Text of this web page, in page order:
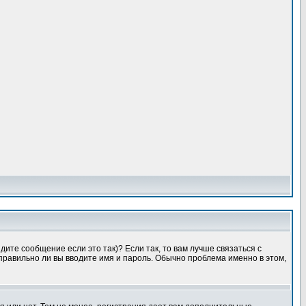
сообщение если это так)? Если так, то вам лучше связаться с
ли вы вводите имя и пароль. Обычно проблема именно в этом,